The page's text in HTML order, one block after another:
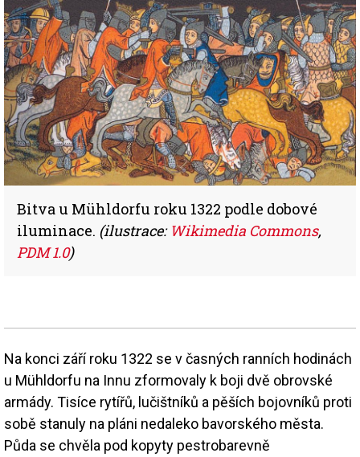
Bitva u Mühldorfu roku 1322 podle dobové
iluminace. (ilustrace: Wikimedia Commons,
PDM 1.0)
Na konci září roku 1322 se v časných ranních hodinách
u Mühldorfu na Innu zformovaly k boji dvě obrovské
armády. Tisíce rytířů, lučištníků a pěších bojovníků proti
sobě stanuly na pláni nedaleko bavorského města.
Půda se chvěla pod kopyty pestrobarevně